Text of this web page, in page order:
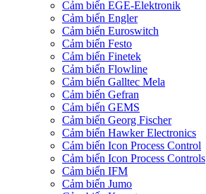
Cảm biến EGE-Elektronik
Cảm biến Engler
Cảm biến Euroswitch
Cảm biến Festo
Cảm biến Finetek
Cảm biến Flowline
Cảm biến Galltec Mela
Cảm biến Gefran
Cảm biến GEMS
Cảm biến Georg Fischer
Cảm biến Hawker Electronics
Cảm biến Icon Process Control
Cảm biến Icon Process Controls
Cảm biến IFM
Cảm biến Jumo